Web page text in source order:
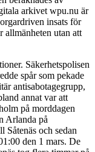
arkivet wpu.nu är
insats för
allmänheten utan att
Säkerhetspolisen
spår som pekade
antisabotagegrupp,
annat var att
på morddagen
Arlanda på
Såtenäs och sedan
den 1 mars. De